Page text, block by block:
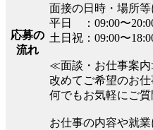
応募の
流れ
面接の日時・場所等
平日 ：09:00〜
土日祝：09:00〜
≪面談・お仕事案
改めてご希望のお仕
何でもお気軽にご質
お仕事の内容や就